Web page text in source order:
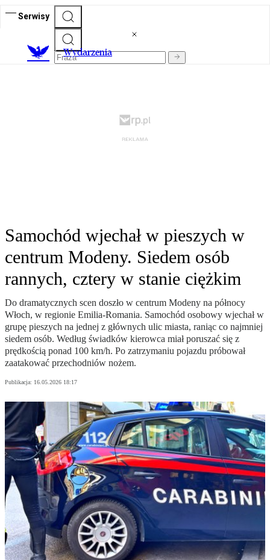
Serwisy
Wydarzenia
Samochód wjechał w pieszych w
centrum Modeny. Siedem osób
rannych, cztery w stanie ciężkim
Do dramatycznych scen doszło w centrum Modeny na północy
Włoch, w regionie Emilia-Romania. Samochód osobowy wjechał w
grupę pieszych na jednej z głównych ulic miasta, raniąc co najmniej
siedem osób. Według świadków kierowca miał poruszać się z
prędkością ponad 100 km/h. Po zatrzymaniu pojazdu próbował
zaatakować przechodniów nożem.
Publikacja: 16.05.2026 18:17